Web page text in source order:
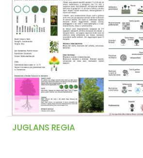
JUGLANS REGIA